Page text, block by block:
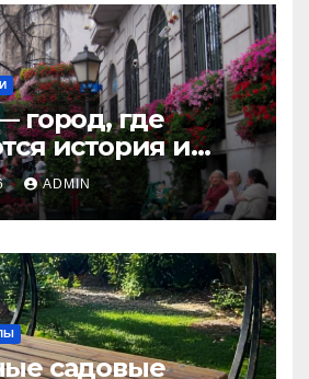
город, где
история и
ADMIN
садовые